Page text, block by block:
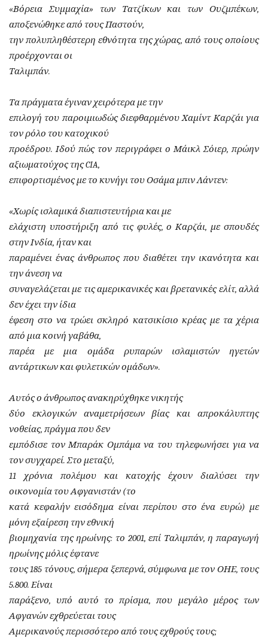
«Βόρεια Συμμαχία» των Τατζίκων και των Ουζμπέκων,
αποξενώθηκε από τους Παστούν,
την πολυπληθέστερη εθνότητα της χώρας, από τους οποίους
προέρχονται οι
Ταλιμπάν.
Τα πράγματα έγιναν χειρότερα με την
επιλογή του παροιμιωδώς διεφθαρμένου Χαμίντ Καρζάι για
τον ρόλο του κατοχικού
προέδρου. Ιδού πώς τον περιγράφει ο Μάικλ Σόιερ, πρώην
αξιωματούχος της CIA,
επιφορτισμένος με το κυνήγι του Οσάμα μπιν Λάντεν:
«Χωρίς ισλαμικά διαπιστευτήρια και με
ελάχιστη υποστήριξη από τις φυλές, ο Καρζάι, με σπουδές
στην Ινδία, ήταν και
παραμένει ένας άνθρωπος που διαθέτει την ικανότητα και
την άνεση να
συναγελάζεται με τις αμερικανικές και βρετανικές ελίτ, αλλά
δεν έχει την ίδια
έφεση στο να τρώει σκληρό κατσικίσιο κρέας με τα χέρια
από μια κοινή γαβάθα,
παρέα με μια ομάδα ρυπαρών ισλαμιστών ηγετών
αντάρτικων και φυλετικών ομάδων».
Αυτός ο άνθρωπος ανακηρύχθηκε νικητής
δύο εκλογικών αναμετρήσεων βίας και απροκάλυπτης
νοθείας, πράγμα που δεν
εμπόδισε τον Μπαράκ Ομπάμα να του τηλεφωνήσει για να
τον συγχαρεί. Στο μεταξύ,
11 χρόνια πολέμου και κατοχής έχουν διαλύσει την
οικονομία του Αφγανιστάν (το
κατά κεφαλήν εισόδημα είναι περίπου στο ένα ευρώ) με
μόνη εξαίρεση την εθνική
βιομηχανία της ηρωίνης: το 2001, επί Ταλιμπάν, η παραγωγή
ηρωίνης μόλις έφτανε
τους 185 τόνους, σήμερα ξεπερνά, σύμφωνα με τον ΟΗΕ, τους
5.800. Είναι
παράξενο, υπό αυτό το πρίσμα, που μεγάλο μέρος των
Αφγανών εχθρεύεται τους
Αμερικανούς περισσότερο από τους εχθρούς τους;